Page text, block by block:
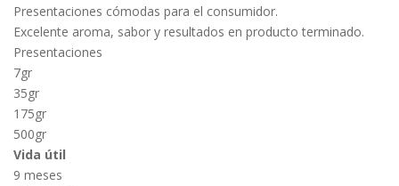
Presentaciones cómodas para el consumidor.
Excelente aroma, sabor y resultados en producto terminado.
Presentaciones
7gr
35gr
175gr
500gr
Vida útil
9 meses